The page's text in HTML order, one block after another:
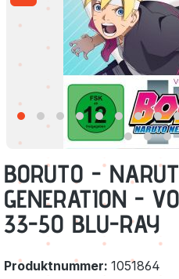
BORUTO -
GENERATION -
33-50 BLU-RAY
Produktnummer: 1051864